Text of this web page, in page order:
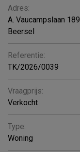
ALGEMEEN
Adres:
A. Vaucampslaan 189
Beersel
Referentie:
TK/2026/0039
Vraagprijs:
Verkocht
Type:
Woning